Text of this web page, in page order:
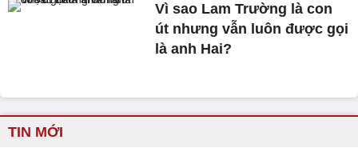
Vì sao Lam Trường là con
út nhưng vẫn luôn được gọi
là anh Hai?
TIN MỚI